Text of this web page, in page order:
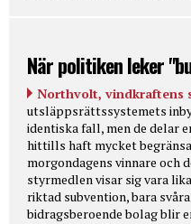
När politiken leker
Northvolt, vindkraftens
utsläppsrättssystemets
identiska fall, men de delar
hittills haft mycket
morgondagens vinnare och
styrmedlen visar sig vara
riktad subvention, bara
bidragsberoende bolag blir